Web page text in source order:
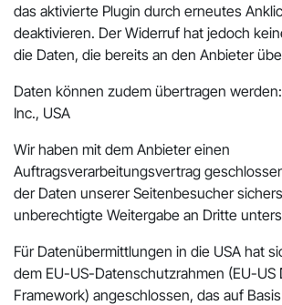
das aktivierte Plugin durch erneutes
deaktivieren. Der Widerruf hat jedoch
die Daten, die bereits an den Anbieter
Daten können zudem übertragen
Inc., USA
Wir haben mit dem Anbieter einen
Auftragsverarbeitungsvertrag
der Daten unserer Seitenbesucher
unberechtigte Weitergabe an Dritte
Für Datenübermittlungen in die USA hat
dem EU-US-Datenschutzrahmen (EU-US
Framework) angeschlossen, das auf